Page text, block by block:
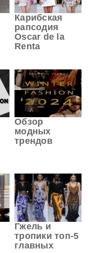
Карибская
рапсодия
Oscar de la
Renta
Обзор
модных
трендов
Гжель и
тропики топ-5
главных